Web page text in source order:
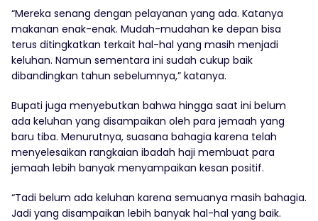
“Mereka senang dengan pelayanan yang ada. Katanya
makanan enak-enak. Mudah-mudahan ke depan bisa
terus ditingkatkan terkait hal-hal yang masih menjadi
keluhan. Namun sementara ini sudah cukup baik
dibandingkan tahun sebelumnya,” katanya.
Bupati juga menyebutkan bahwa hingga saat ini belum
ada keluhan yang disampaikan oleh para jemaah yang
baru tiba. Menurutnya, suasana bahagia karena telah
menyelesaikan rangkaian ibadah haji membuat para
jemaah lebih banyak menyampaikan kesan positif.
“Tadi belum ada keluhan karena semuanya masih bahagia.
Jadi yang disampaikan lebih banyak hal-hal yang baik.